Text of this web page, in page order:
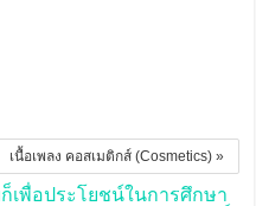
เนื้อเพลง คอสเมติกส์ (Cosmetics) »
เพื่อประโยชน์ในการศึกษา